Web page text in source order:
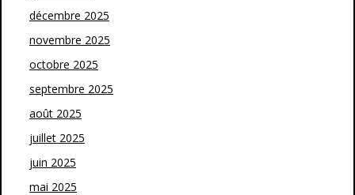
décembre 2025
novembre 2025
octobre 2025
septembre 2025
août 2025
juillet 2025
juin 2025
mai 2025